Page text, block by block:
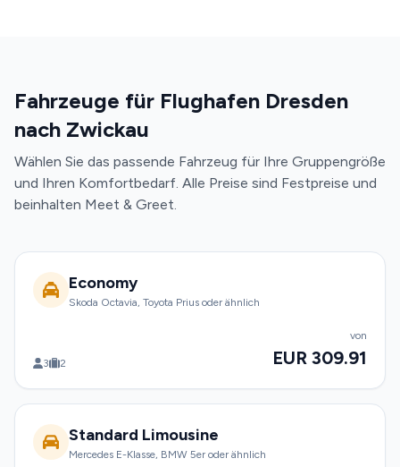
Fahrzeuge für Flughafen Dresden
nach Zwickau
Wählen Sie das passende Fahrzeug für Ihre Gruppengröße
und Ihren Komfortbedarf. Alle Preise sind Festpreise und
beinhalten Meet & Greet.
Economy
Skoda Octavia, Toyota Prius oder ähnlich
3 2
von
EUR 309.91
Standard Limousine
Mercedes E-Klasse, BMW 5er oder ähnlich